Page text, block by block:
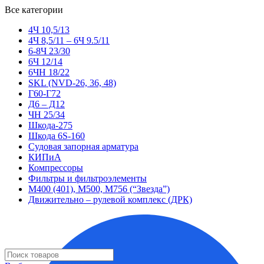
Все категории
4Ч 10,5/13
4Ч 8,5/11 – 6Ч 9.5/11
6-8Ч 23/30
6Ч 12/14
6ЧН 18/22
SKL (NVD-26, 36, 48)
Г60-Г72
Д6 – Д12
ЧН 25/34
Шкода-275
Шкода 6S-160
Судовая запорная арматура
КИПиА
Компрессоры
Фильтры и фильтроэлементы
М400 (401), М500, М756 (“Звезда”)
Движительно – рулевой комплекс (ДРК)